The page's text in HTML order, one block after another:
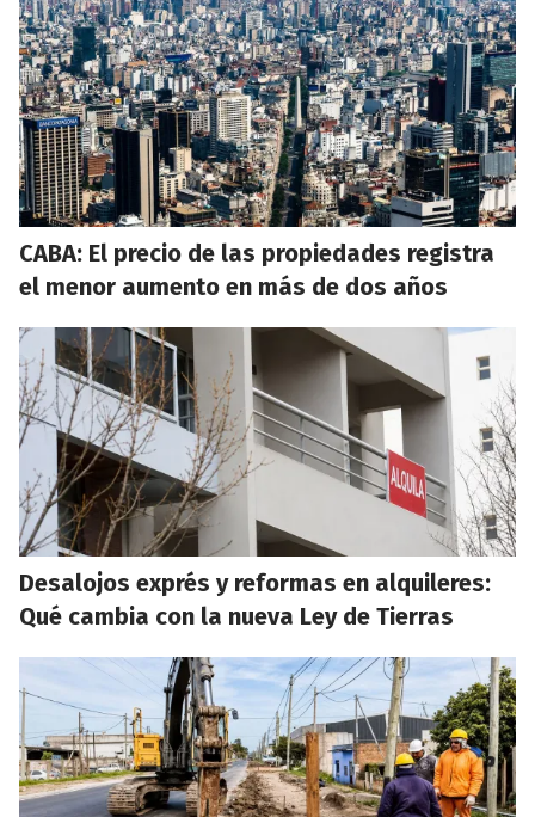
CABA: El precio de las propiedades registra
el menor aumento en más de dos años
Desalojos exprés y reformas en alquileres:
Qué cambia con la nueva Ley de Tierras